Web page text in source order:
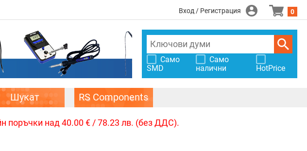
Вход / Регистрация 0
Само
SMD
Само
налични
HotPrice
Шукат RS Components
поръчки над 40.00 € / 78.23 лв. (без ДДС).